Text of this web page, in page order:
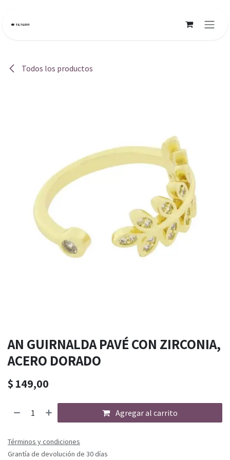
Todos los productos
AN GUIRNALDA PAVÉ CON ZIRCONIA,
ACERO DORADO
$ 149,00
Agregar al carrito
Términos y condiciones
Grantía de devolución de 30 días